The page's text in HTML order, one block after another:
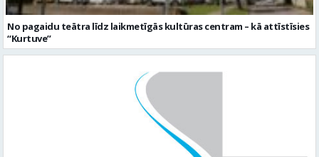
No pagaidu teātra līdz laikmetīgās kultūras centram – kā attīstīsies
“Kurtuve”